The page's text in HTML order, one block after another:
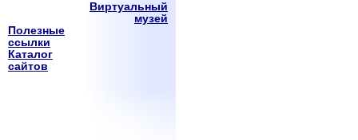
Виртуальный
музей
Полезные
ссылки
Каталог
сайтов